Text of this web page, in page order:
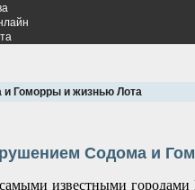
и Гоморры и жизнью Лота
Содома и
известными городами